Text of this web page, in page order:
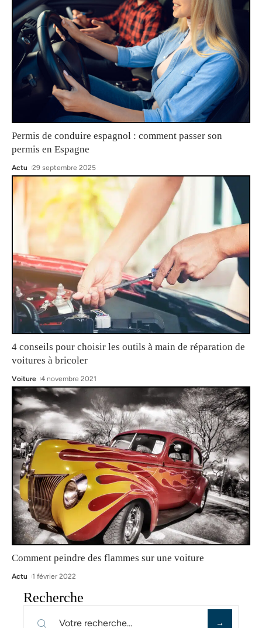
Permis de conduire espagnol : comment passer son
permis en Espagne
Actu 29 septembre 2025
4 conseils pour choisir les outils à main de réparation de
voitures à bricoler
Voiture 4 novembre 2021
Comment peindre des flammes sur une voiture
Actu 1 février 2022
Recherche